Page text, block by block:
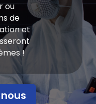
ou
de
et
!